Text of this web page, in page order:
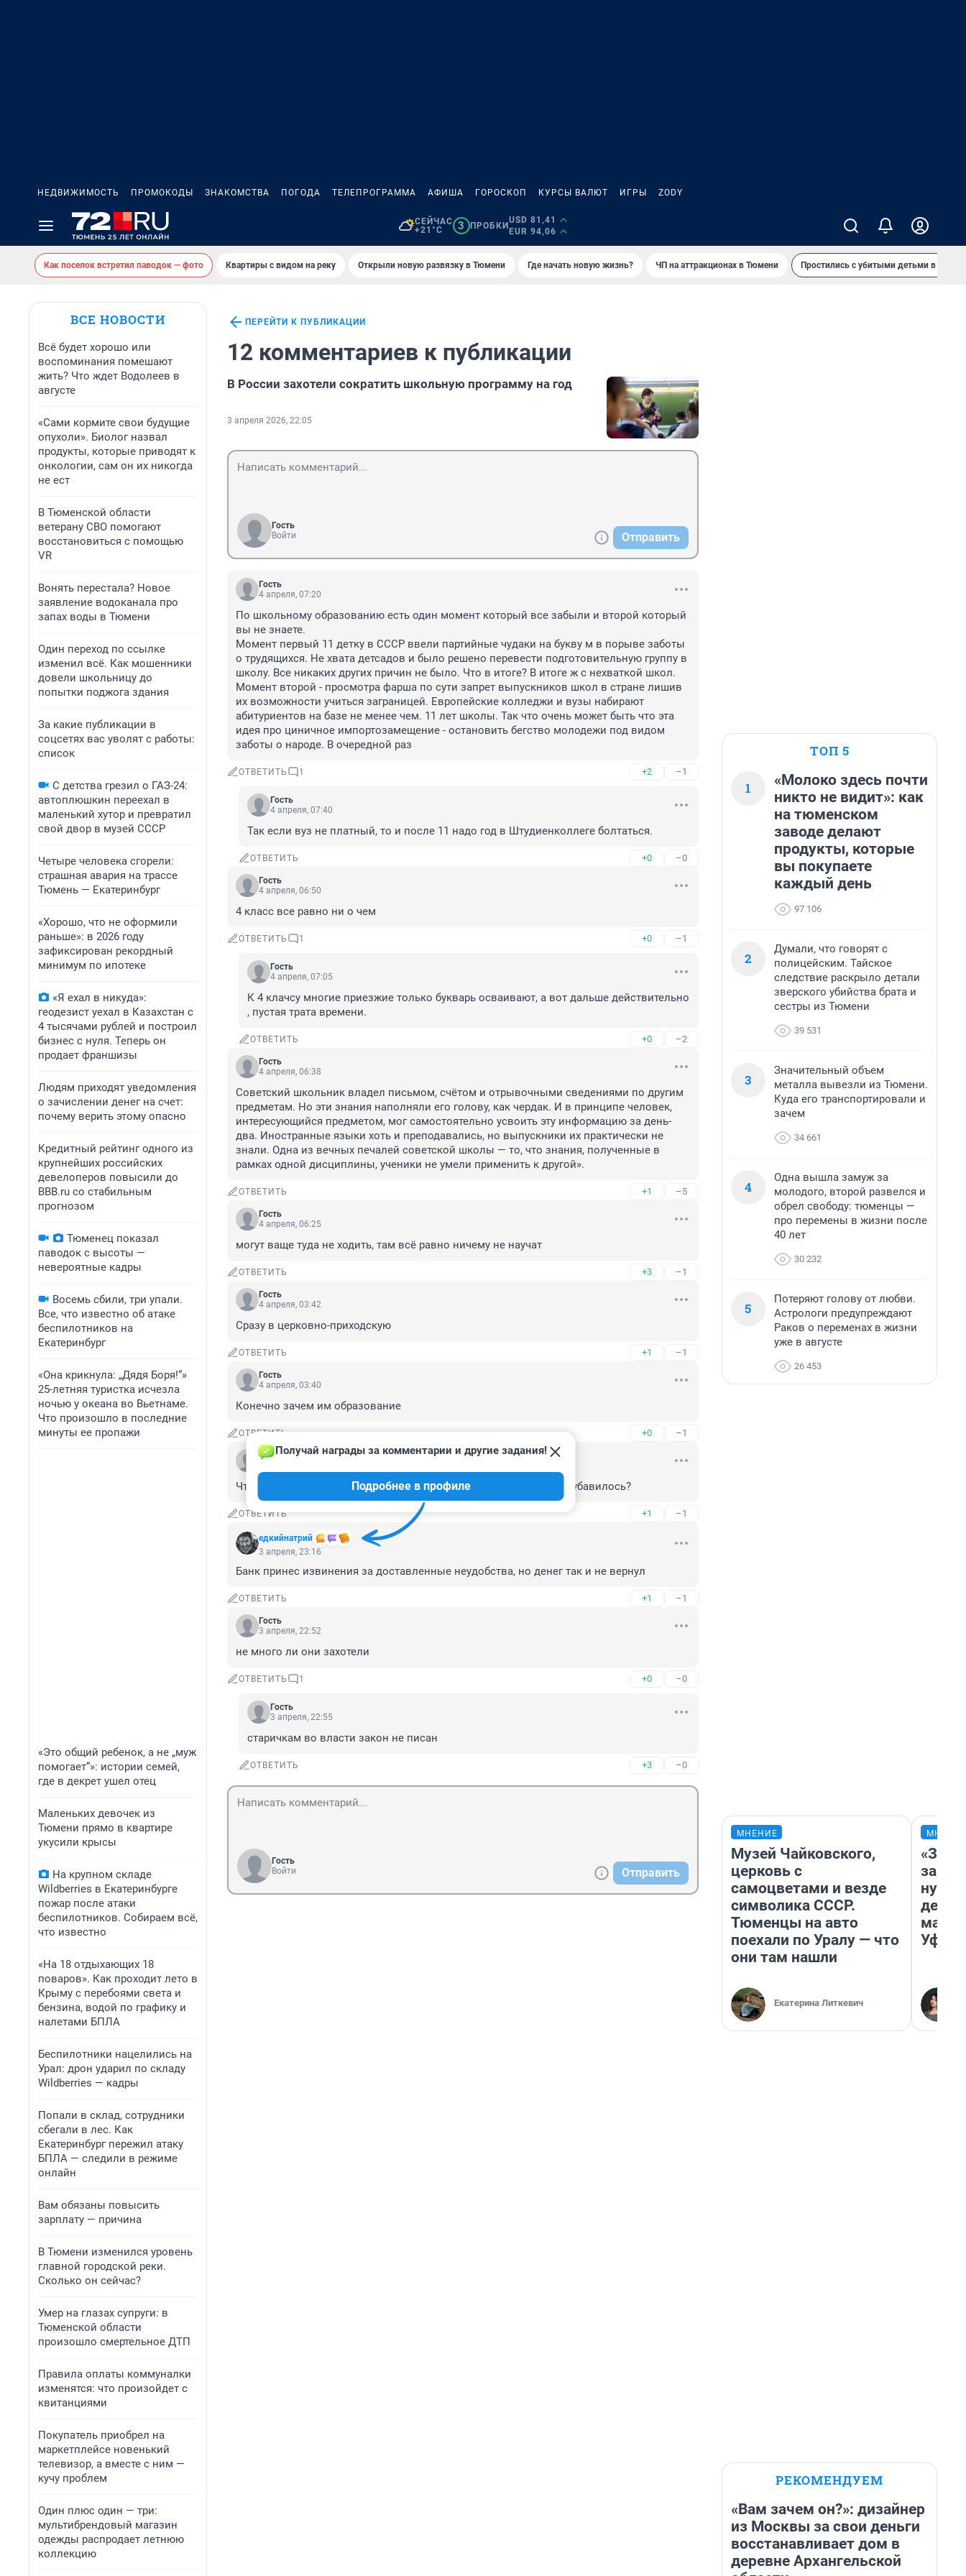
НЕДВИЖИМОСТЬ ПРОМОКОДЫ ЗНАКОМСТВА ПОГОДА ТЕЛЕПРОГРАММА АФИША ГОРОСКОП КУРСЫ ВАЛЮТ ИГРЫ ZODY
СЕЙЧАС
+21°C
3 ПРОБКИ
USD 81,41
EUR 94,06
Как поселок встретил паводок — фото Квартиры с видом на реку Открыли новую развязку в Тюмени Где начать новую жизнь? ЧП на аттракционах в Тюмени Простились с убитыми детьми в
ВСЕ НОВОСТИ
Всё будет хорошо или
воспоминания помешают
жить? Что ждет Водолеев в
августе
«Сами кормите свои будущие
опухоли». Биолог назвал
продукты, которые приводят к
онкологии, сам он их никогда
не ест
В Тюменской области
ветерану СВО помогают
восстановиться с помощью
VR
Вонять перестала? Новое
заявление водоканала про
запах воды в Тюмени
Один переход по ссылке
изменил всё. Как мошенники
довели школьницу до
попытки поджога здания
За какие публикации в
соцсетях вас уволят с работы:
список
С детства грезил о ГАЗ-24:
автоплюшкин переехал в
маленький хутор и превратил
свой двор в музей СССР
Четыре человека сгорели:
страшная авария на трассе
Тюмень — Екатеринбург
«Хорошо, что не оформили
раньше»: в 2026 году
зафиксирован рекордный
минимум по ипотеке
«Я ехал в никуда»:
геодезист уехал в Казахстан с
4 тысячами рублей и построил
бизнес с нуля. Теперь он
продает франшизы
Людям приходят уведомления
о зачислении денег на счет:
почему верить этому опасно
Кредитный рейтинг одного из
крупнейших российских
девелоперов повысили до
BBB.ru со стабильным
прогнозом
Тюменец показал
паводок с высоты —
невероятные кадры
Восемь сбили, три упали.
Все, что известно об атаке
беспилотников на
Екатеринбург
«Она крикнула: „Дядя Боря!“»
25-летняя туристка исчезла
ночью у океана во Вьетнаме.
Что произошло в последние
минуты ее пропажи
«Это общий ребенок, а не „муж
помогает“»: истории семей,
где в декрет ушел отец
Маленьких девочек из
Тюмени прямо в квартире
укусили крысы
На крупном складе
Wildberries в Екатеринбурге
пожар после атаки
беспилотников. Собираем всё,
что известно
«На 18 отдыхающих 18
поваров». Как проходит лето в
Крыму с перебоями света и
бензина, водой по графику и
налетами БПЛА
Беспилотники нацелились на
Урал: дрон ударил по складу
Wildberries — кадры
Попали в склад, сотрудники
сбегали в лес. Как
Екатеринбург пережил атаку
БПЛА — следили в режиме
онлайн
Вам обязаны повысить
зарплату — причина
В Тюмени изменился уровень
главной городской реки.
Сколько он сейчас?
Умер на глазах супруги: в
Тюменской области
произошло смертельное ДТП
Правила оплаты коммуналки
изменятся: что произойдет с
квитанциями
Покупатель приобрел на
маркетплейсе новенький
телевизор, а вместе с ним —
кучу проблем
Один плюс один — три:
мультибрендовый магазин
одежды распродает летнюю
коллекцию
ПЕРЕЙТИ К ПУБЛИКАЦИИ
12 комментариев к публикации
В России захотели сократить школьную программу на год
3 апреля 2026, 22:05
Гость
Войти
Отправить
Гость
4 апреля, 07:20
По школьному образованию есть один момент который все забыли и второй который
вы не знаете.
Момент первый 11 детку в СССР ввели партийные чудаки на букву м в порыве заботы
о трудящихся. Не хвата детсадов и было решено перевести подготовительную группу в
школу. Все никаких других причин не было. Что в итоге? В итоге ж с нехваткой школ.
Момент второй - просмотра фарша по сути запрет выпускников школ в стране лишив
их возможности учиться заграницей. Европейские колледжи и вузы набирают
абитуриентов на базе не менее чем. 11 лет школы. Так что очень может быть что эта
идея про циничное импортозамещение - остановить бегство молодежи под видом
заботы о народе. В очередной раз
ОТВЕТИТЬ 1 +2 –1
Гость
4 апреля, 07:40
Так если вуз не платный, то и после 11 надо год в Штудиенколлеге болтаться.
ОТВЕТИТЬ +0 –0
Гость
4 апреля, 06:50
4 класс все равно ни о чем
ОТВЕТИТЬ 1 +0 –1
Гость
4 апреля, 07:05
К 4 клачсу многие приезжие только букварь осваивают, а вот дальше действительно
, пустая трата времени.
ОТВЕТИТЬ +0 –2
Гость
4 апреля, 06:38
Советский школьник владел письмом, счётом и отрывочными сведениями по другим
предметам. Но эти знания наполняли его голову, как чердак. И в принципе человек,
интересующийся предметом, мог самостоятельно усвоить эту информацию за день-
два. Иностранные языки хоть и преподавались, но выпускники их практически не
знали. Одна из вечных печалей советской школы — то, что знания, полученные в
рамках одной дисциплины, ученики не умели применить к другой».
ОТВЕТИТЬ +1 –5
Гость
4 апреля, 06:25
могут ваще туда не ходить, там всё равно ничему не научат
ОТВЕТИТЬ +3 –1
Гость
4 апреля, 03:42
Сразу в церковно-приходскую
ОТВЕТИТЬ +1 –1
Гость
4 апреля, 03:40
Конечно зачем им образование
ОТВЕТИТЬ +0 –1
Гость
Что на год раньше призывников забирать? Или рабочей силы поубавилось?
ОТВЕТИТЬ +1 –1
едкийнатрий
Получай награды за комментарии и другие задания!
Подробнее в профиле
3 апреля, 23:16
Банк принес извинения за доставленные неудобства, но денег так и не вернул
ОТВЕТИТЬ +1 –1
Гость
3 апреля, 22:52
не много ли они захотели
ОТВЕТИТЬ 1 +0 –0
Гость
3 апреля, 22:55
старичкам во власти закон не писан
ОТВЕТИТЬ +3 –0
Гость
Войти
Отправить
ТОП 5
1
«Молоко здесь почти
никто не видит»: как
на тюменском
заводе делают
продукты, которые
вы покупаете
каждый день
97 106
2
Думали, что говорят с
полицейским. Тайское
следствие раскрыло детали
зверского убийства брата и
сестры из Тюмени
39 531
3
Значительный объем
металла вывезли из Тюмени.
Куда его транспортировали и
зачем
34 661
4
Одна вышла замуж за
молодого, второй развелся и
обрел свободу: тюменцы —
про перемены в жизни после
40 лет
30 232
5
Потеряют голову от любви.
Астрологи предупреждают
Раков о переменах в жизни
уже в августе
26 453
МНЕНИЕ
Музей Чайковского,
церковь с
самоцветами и везде
символика СССР.
Тюменцы на авто
поехали по Уралу — что
они там нашли
Екатерина Литкевич
дела
Уфа
РЕКОМЕНДУЕМ
«Вам зачем он?»: дизайнер
из Москвы за свои деньги
восстанавливает дом в
деревне Архангельской